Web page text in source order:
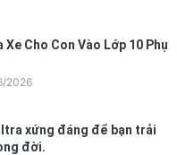
Xe Cho Con Vào Lớp 10 Phụ
2026
xứng đáng để bạn trải
đời.